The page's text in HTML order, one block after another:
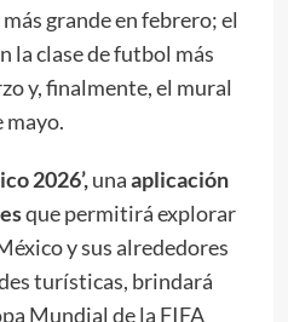
grande en febrero; el
la clase de futbol más
y, finalmente, el mural
mayo.
2026’,unaaplicación
que permitirá explorar
y sus alrededores
turísticas, brindará
Mundial de la FIFA